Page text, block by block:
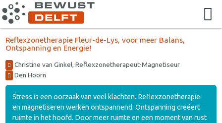
Reflexzonetherapie Fleur-de-Lys, voor meer Balans,
Ontspanning en Energie!
Christine van Ginkel, Reflexzonetherapeut-Magnetiseur
Den Hoorn
Stress is een oorzaak van veel klachten. Reflexzonetherapie
en magnetiseren werken ontspannend. Ontspanning creëert
ruimte in het hoofd. Door meer ruimte en een moment van rust